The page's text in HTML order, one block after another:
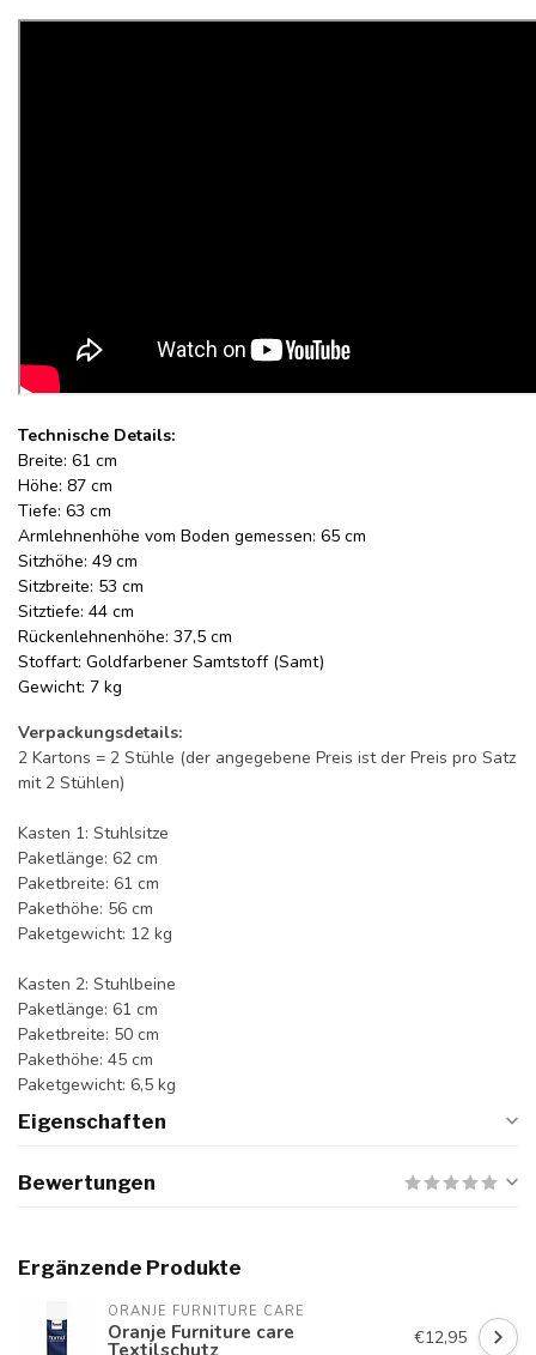
Technische Details:
Breite: 61 cm
Höhe: 87 cm
Tiefe: 63 cm
Armlehnenhöhe vom Boden gemessen: 65 cm
Sitzhöhe: 49 cm
Sitzbreite: 53 cm
Sitztiefe: 44 cm
Rückenlehnenhöhe: 37,5 cm
Stoffart: Goldfarbener Samtstoff (Samt)
Gewicht: 7 kg
Verpackungsdetails:
2 Kartons = 2 Stühle (der angegebene Preis ist der Preis pro Satz
mit 2 Stühlen)
Kasten 1: Stuhlsitze
Paketlänge: 62 cm
Paketbreite: 61 cm
Pakethöhe: 56 cm
Paketgewicht: 12 kg
Kasten 2: Stuhlbeine
Paketlänge: 61 cm
Paketbreite: 50 cm
Pakethöhe: 45 cm
Paketgewicht: 6,5 kg
Eigenschaften
Bewertungen
Ergänzende Produkte
ORANJE FURNITURE CARE
Oranje Furniture care
Textilschutz €12,95